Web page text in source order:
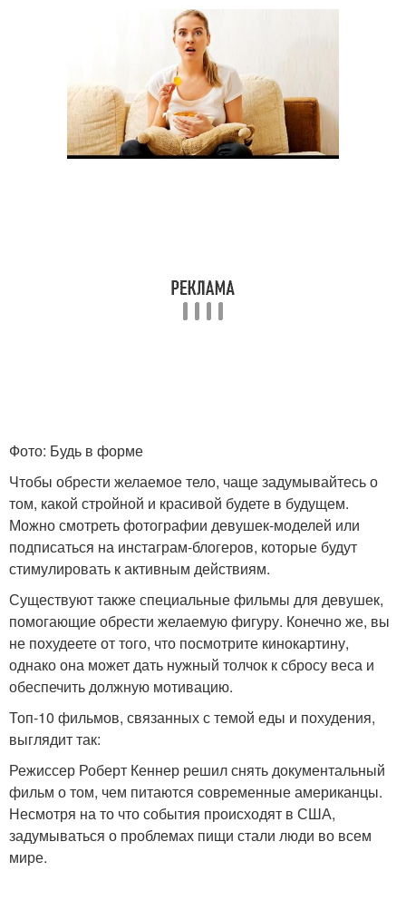
Фото: Будь в форме
Чтобы обрести желаемое тело, чаще задумывайтесь о
том, какой стройной и красивой будете в будущем.
Можно смотреть фотографии девушек-моделей или
подписаться на инстаграм-блогеров, которые будут
стимулировать к активным действиям.
Существуют также специальные фильмы для девушек,
помогающие обрести желаемую фигуру. Конечно же, вы
не похудеете от того, что посмотрите кинокартину,
однако она может дать нужный толчок к сбросу веса и
обеспечить должную мотивацию.
Топ-10 фильмов, связанных с темой еды и похудения,
выглядит так:
Режиссер Роберт Кеннер решил снять документальный
фильм о том, чем питаются современные американцы.
Несмотря на то что события происходят в США,
задумываться о проблемах пищи стали люди во всем
мире.